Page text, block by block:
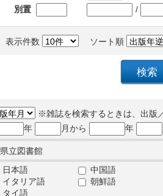
別置 /
表示件数 ソート順
※雑誌を検索するときは、出版
年
月から 年
県立図書館
日本語
中国語
イタリア語
朝鮮語
タイ語